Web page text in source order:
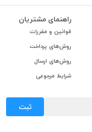
راهنمای مشتریان
قوانین و مقررات
روش‌های پرداخت
روش‌های ارسال
شرایط مرجوعی
ثبت